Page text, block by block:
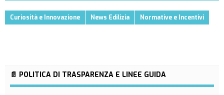
Curiosità e Innovazione News Edilizia Normative e Incentivi
📄 POLITICA DI TRASPARENZA E LINEE GUIDA